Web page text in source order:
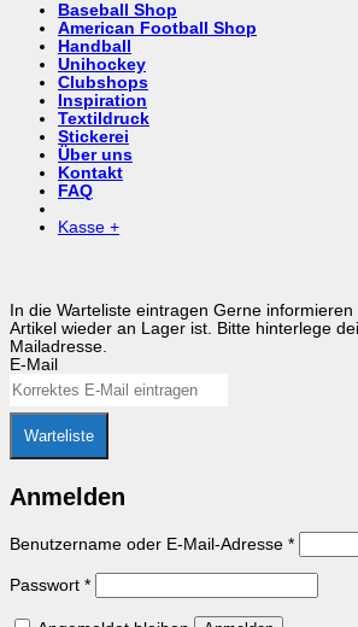
Baseball Shop
American Football Shop
Handball
Unihockey
Clubshops
Inspiration
Textildruck
Stickerei
Über uns
Kontakt
FAQ
Kasse +
In die Warteliste eintragen Gerne
Artikel wieder an Lager ist. Bitte hinterlege
Mailadresse.
E-Mail
Warteliste
Anmelden
Benutzername oder E-Mail-Adresse *
Passwort *Erforderlich